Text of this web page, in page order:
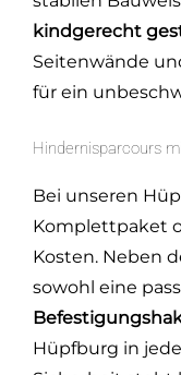
kindgerecht
Seitenwände
für ein
Hindernisparcours
Bei unseren
Komplettpaket
Kosten. Neben
sowohl eine
Hüpfburg in